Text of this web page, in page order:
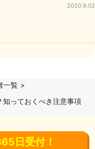
2020.9.02
一覧
っておくべき注意事項
日受付！